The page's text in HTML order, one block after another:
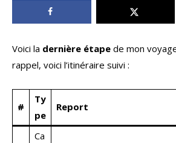
Voici la dernière étape de mon
rappel, voici l’itinéraire suivi :
#
Ty
pe
Report
Ca